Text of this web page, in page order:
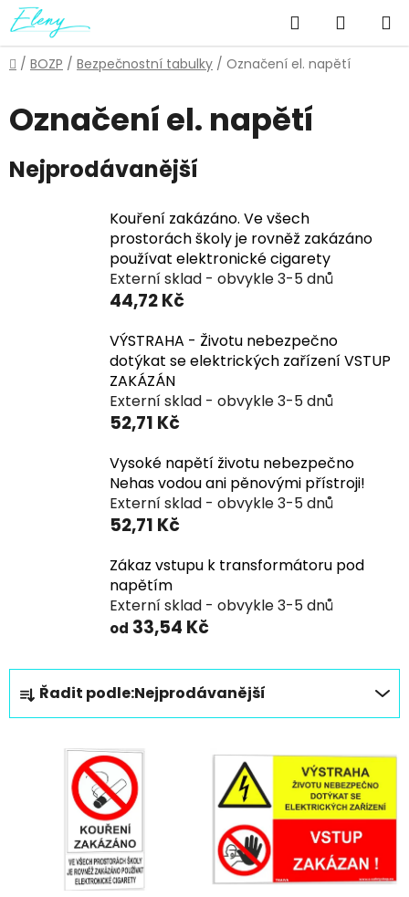
Přejít
na
obsah
Hledat
KOŠÍK
Domů
/ BOZP / Bezpečnostní tabulky / Označení el. napětí
Označení el. napětí
Nejprodávanější
Kouření zakázáno. Ve všech
prostorách školy je rovněž zakázáno
používat elektronické cigarety
Externí sklad - obvykle 3-5 dnů
44,72 Kč
VÝSTRAHA - Životu nebezpečno
dotýkat se elektrických zařízení VSTUP
ZAKÁZÁN
Externí sklad - obvykle 3-5 dnů
52,71 Kč
Vysoké napětí životu nebezpečno
Nehas vodou ani pěnovými přístroji!
Externí sklad - obvykle 3-5 dnů
52,71 Kč
Zákaz vstupu k transformátoru pod
napětím
Externí sklad - obvykle 3-5 dnů
od 33,54 Kč
Ř
a
z
Řadit podle:Nejprodávanější